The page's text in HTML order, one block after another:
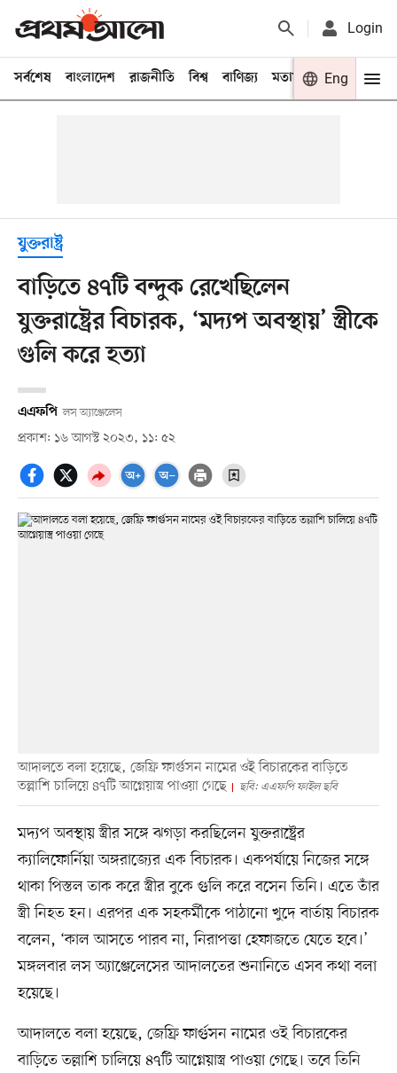
Login
সর্বশেষ বাংলাদেশ রাজনীতি বিশ্ব বাণিজ্য মতামত খেলা
Eng
যুক্তরাষ্ট্র
বাড়িতে ৪৭টি বন্দুক রেখেছিলেন
যুক্তরাষ্ট্রের বিচারক, ‘মদ্যপ অবস্থায়’ স্ত্রীকে
গুলি করে হত্যা
এএফপি লস অ্যাঞ্জেলেস
প্রকাশ: ১৬ আগস্ট ২০২৩, ১১: ৫২
আদালতে বলা হয়েছে, জেফ্রি ফার্গুসন নামের ওই বিচারকের বাড়িতে
তল্লাশি চালিয়ে ৪৭টি আগ্নেয়াস্ত্র পাওয়া গেছে
ছবি: এএফপি ফাইল ছবি
মদ্যপ অবস্থায় স্ত্রীর সঙ্গে ঝগড়া করছিলেন যুক্তরাষ্ট্রের
ক্যালিফোর্নিয়া অঙ্গরাজ্যের এক বিচারক। একপর্যায়ে নিজের সঙ্গে
থাকা পিস্তল তাক করে স্ত্রীর বুকে গুলি করে বসেন তিনি। এতে তাঁর
স্ত্রী নিহত হন। এরপর এক সহকর্মীকে পাঠানো খুদে বার্তায় বিচারক
বলেন, ‘কাল আসতে পারব না, নিরাপত্তা হেফাজতে যেতে হবে।’
মঙ্গলবার লস অ্যাঞ্জেলেসের আদালতের শুনানিতে এসব কথা বলা
হয়েছে।
আদালতে বলা হয়েছে, জেফ্রি ফার্গুসন নামের ওই বিচারকের
বাড়িতে তল্লাশি চালিয়ে ৪৭টি আগ্নেয়াস্ত্র পাওয়া গেছে। তবে তিনি